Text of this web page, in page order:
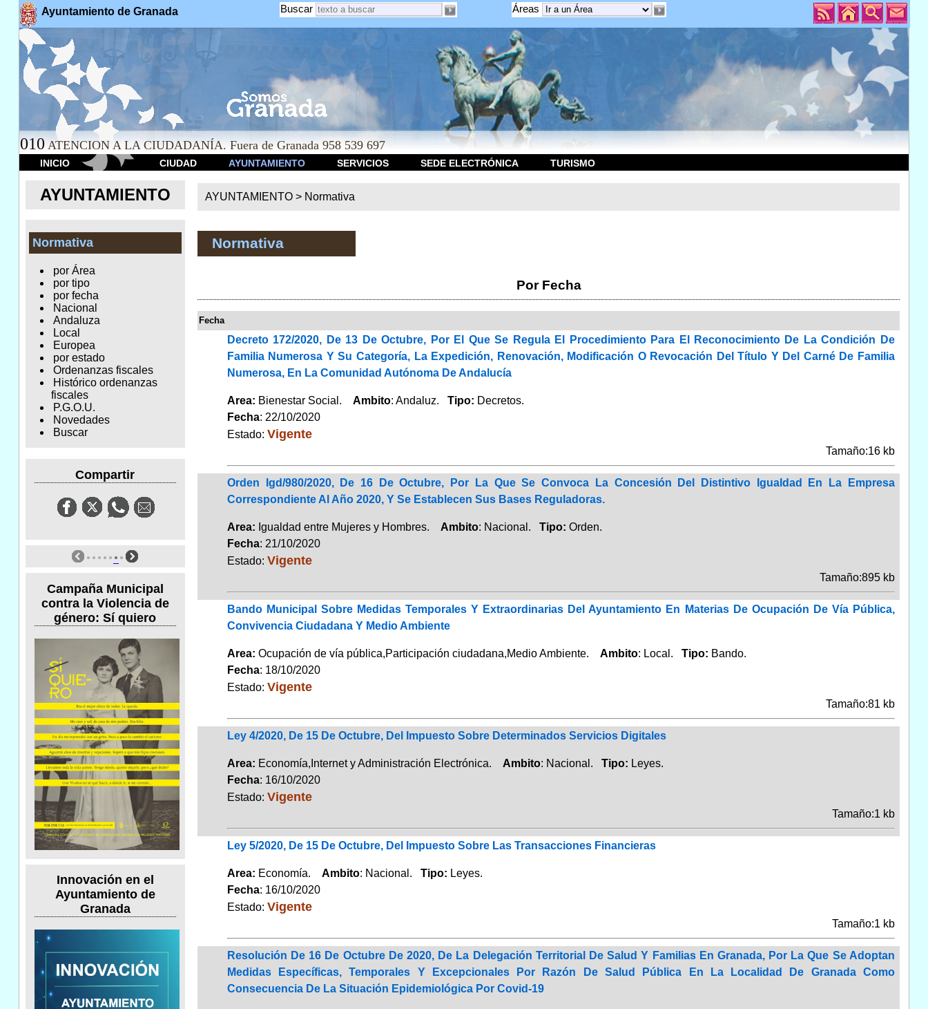
Ayuntamiento de Granada Áreas
Buscar
010 ATENCION A LA CIUDADANÍA. Fuera de Granada 958 539 697
INICIO CIUDAD AYUNTAMIENTO SERVICIOS SEDE ELECTRÓNICA TURISMO
AYUNTAMIENTO
Normativa
por Área
por tipo
por fecha
Nacional
Andaluza
Local
Europea
por estado
Ordenanzas fiscales
Histórico ordenanzas
fiscales
P.G.O.U.
Novedades
Buscar
Compartir
Campaña Municipal
contra la Violencia de
género: Sí quiero
Innovación en el
Ayuntamiento de
Granada
AYUNTAMIENTO > Normativa
Normativa
Por Fecha
Fecha
Decreto 172/2020, De 13 De Octubre, Por El Que Se Regula El Procedimiento Para El Reconocimiento De La Condición De
Familia Numerosa Y Su Categoría, La Expedición, Renovación, Modificación O Revocación Del Título Y Del Carné De Familia
Numerosa, En La Comunidad Autónoma De Andalucía
Area: Bienestar Social. Ambito: Andaluz. Tipo: Decretos.
Fecha: 22/10/2020
Estado: Vigente
Tamaño:16 kb
Orden Igd/980/2020, De 16 De Octubre, Por La Que Se Convoca La Concesión Del Distintivo Igualdad En La Empresa
Correspondiente Al Año 2020, Y Se Establecen Sus Bases Reguladoras.
Area: Igualdad entre Mujeres y Hombres. Ambito: Nacional. Tipo: Orden.
Fecha: 21/10/2020
Estado: Vigente
Tamaño:895 kb
Bando Municipal Sobre Medidas Temporales Y Extraordinarias Del Ayuntamiento En Materias De Ocupación De Vía Pública,
Convivencia Ciudadana Y Medio Ambiente
Area: Ocupación de vía pública,Participación ciudadana,Medio Ambiente. Ambito: Local. Tipo: Bando.
Fecha: 18/10/2020
Estado: Vigente
Tamaño:81 kb
Ley 4/2020, De 15 De Octubre, Del Impuesto Sobre Determinados Servicios Digitales
Area: Economía,Internet y Administración Electrónica. Ambito: Nacional. Tipo: Leyes.
Fecha: 16/10/2020
Estado: Vigente
Tamaño:1 kb
Ley 5/2020, De 15 De Octubre, Del Impuesto Sobre Las Transacciones Financieras
Area: Economía. Ambito: Nacional. Tipo: Leyes.
Fecha: 16/10/2020
Estado: Vigente
Tamaño:1 kb
Resolución De 16 De Octubre De 2020, De La Delegación Territorial De Salud Y Familias En Granada, Por La Que Se Adoptan
Medidas Específicas, Temporales Y Excepcionales Por Razón De Salud Pública En La Localidad De Granada Como
Consecuencia De La Situación Epidemiológica Por Covid-19